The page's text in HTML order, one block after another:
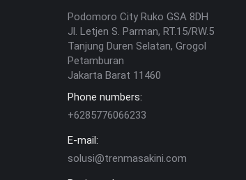
Podomoro City Ruko GSA 8DH
Jl. Letjen S. Parman, RT.15/RW.5
Tanjung Duren Selatan, Grogol
Petamburan
Jakarta Barat 11460
Phone numbers:
+6285776066233
E-mail:
solusi@trenmasakini.com